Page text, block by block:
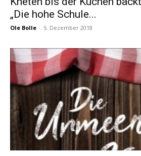
„Die hohe Schule...
Ole Bolle - 5. Dezember 2018